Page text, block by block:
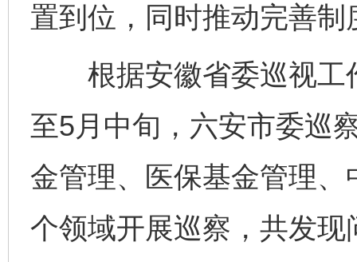
置到位，同时推动完善制
根据安徽省委巡视工
至5月中旬，六安市委巡
金管理、医保基金管理、
个领域开展巡察，共发